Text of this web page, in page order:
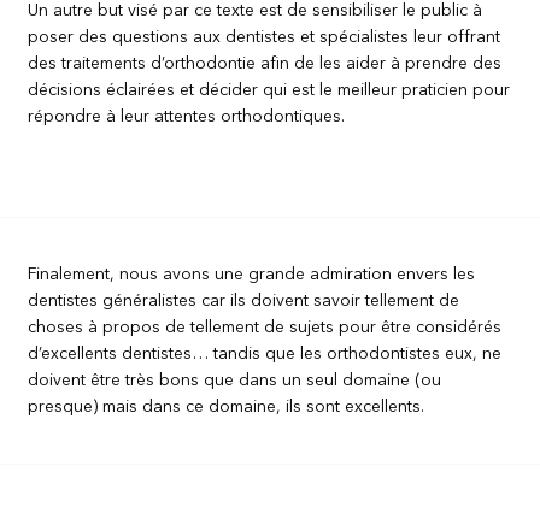
Un autre but visé par ce texte est de sensibiliser le public à
poser des questions aux dentistes et spécialistes leur offrant
des traitements d’orthodontie afin de les aider à prendre des
décisions éclairées et décider qui est le meilleur praticien pour
répondre à leur attentes orthodontiques.
Finalement, nous avons une grande admiration envers les
dentistes généralistes car ils doivent savoir tellement de
choses à propos de tellement de sujets pour être considérés
d’excellents dentistes… tandis que les orthodontistes eux, ne
doivent être très bons que dans un seul domaine (ou
presque) mais dans ce domaine, ils sont excellents.